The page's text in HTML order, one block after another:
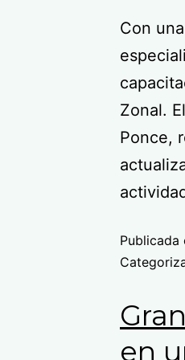
Con
Zonal.
Ponce,
en